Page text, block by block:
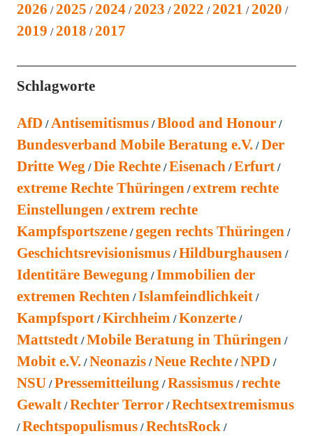
2026 2025 2024 2023 2022 2021 2020
2019 2018 2017
Schlagworte
AfD Antisemitismus Blood and Honour
Bundesverband Mobile Beratung e.V. Der
Dritte Weg Die Rechte Eisenach Erfurt
extreme Rechte Thüringen extrem rechte
Einstellungen extrem rechte
Kampfsportszene gegen rechts Thüringen
Geschichtsrevisionismus Hildburghausen
Identitäre Bewegung Immobilien der
extremen Rechten Islamfeindlichkeit
Kampfsport Kirchheim Konzerte
Mattstedt Mobile Beratung in Thüringen
Mobit e.V. Neonazis Neue Rechte NPD
NSU Pressemitteilung Rassismus rechte
Gewalt Rechter Terror Rechtsextremismus
Rechtspopulismus RechtsRock